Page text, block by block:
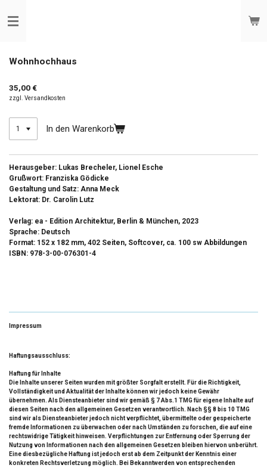
Hauptinhalt
Wohnhochhaus
35,00 €
zzgl. Versandkosten
In den Warenkorb
Herausgeber: Lukas Brecheler, Lionel Esche
Grußwort: Franziska Gödicke
Gestaltung und Satz: Anna Meck
Lektorat: Dr. Carolin Lutz
Verlag: ea - Edition Architektur, Berlin & München, 2023
Sprache: Deutsch
Format: 152 x 182 mm, 402 Seiten, Softcover, ca. 100 sw Abbildungen
ISBN: 978-3-00-076301-4
Impressum
Haftungsausschluss:
Haftung für Inhalte
Die Inhalte unserer Seiten wurden mit größter Sorgfalt erstellt. Für die Richtigkeit,
Vollständigkeit und Aktualität der Inhalte können wir jedoch keine Gewähr
übernehmen. Als Diensteanbieter sind wir gemäß § 7 Abs.1 TMG für eigene Inhalte auf
diesen Seiten nach den allgemeinen Gesetzen verantwortlich. Nach §§ 8 bis 10 TMG
sind wir als Diensteanbieter jedoch nicht verpflichtet, übermittelte oder gespeicherte
fremde Informationen zu überwachen oder nach Umständen zu forschen, die auf eine
rechtswidrige Tätigkeit hinweisen. Verpflichtungen zur Entfernung oder Sperrung der
Nutzung von Informationen nach den allgemeinen Gesetzen bleiben hiervon unberührt.
Eine diesbezügliche Haftung ist jedoch erst ab dem Zeitpunkt der Kenntnis einer
konkreten Rechtsverletzung möglich. Bei Bekanntwerden von entsprechenden